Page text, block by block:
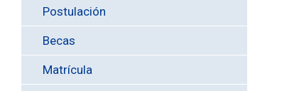
Postulación
Becas
Matrícula